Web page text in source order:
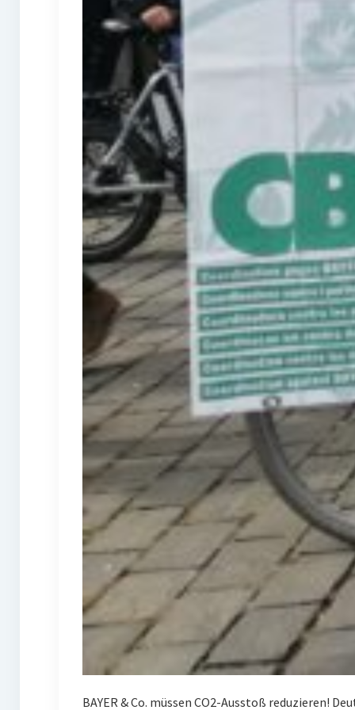
BAYER & Co. müssen CO2-Ausstoß reduzieren!